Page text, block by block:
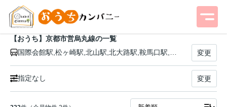
【おうち】京都市営烏丸線の一覧
国際会館駅,松ヶ崎駅,北山駅,北大路駅,鞍馬口駅,今出川駅,丸太町駅,烏丸御池駅,烏丸駅,五条駅,京都駅,九条駅,十条駅,くいな橋駅,竹田駅
変更
指定なし 変更